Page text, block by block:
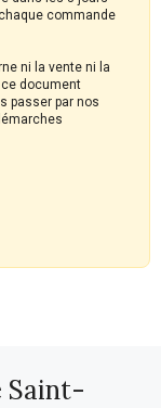
commande
ni la vente ni la
document
passer par nos
Saint-